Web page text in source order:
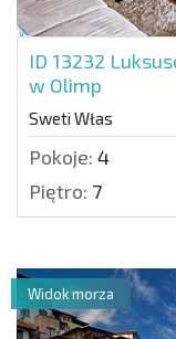
ID 13232
w Olimp
Sweti Włas
Pokoje: 4
Piętro: 7
Widok morza